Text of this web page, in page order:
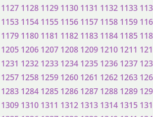
1127 1128 1129 1130 1131 1132 1133
1153 1154 1155 1156 1157 1158 1159
1179 1180 1181 1182 1183 1184 1185
1205 1206 1207 1208 1209 1210 1211
1231 1232 1233 1234 1235 1236 1237
1257 1258 1259 1260 1261 1262 1263
1283 1284 1285 1286 1287 1288 1289
1309 1310 1311 1312 1313 1314 1315